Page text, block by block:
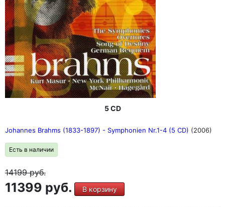
5 CD
Johannes Brahms (1833-1897) - Symphonien Nr.1-4 (5 CD) (2006)
Есть в наличии
14199руб.
11399 руб. В корзину